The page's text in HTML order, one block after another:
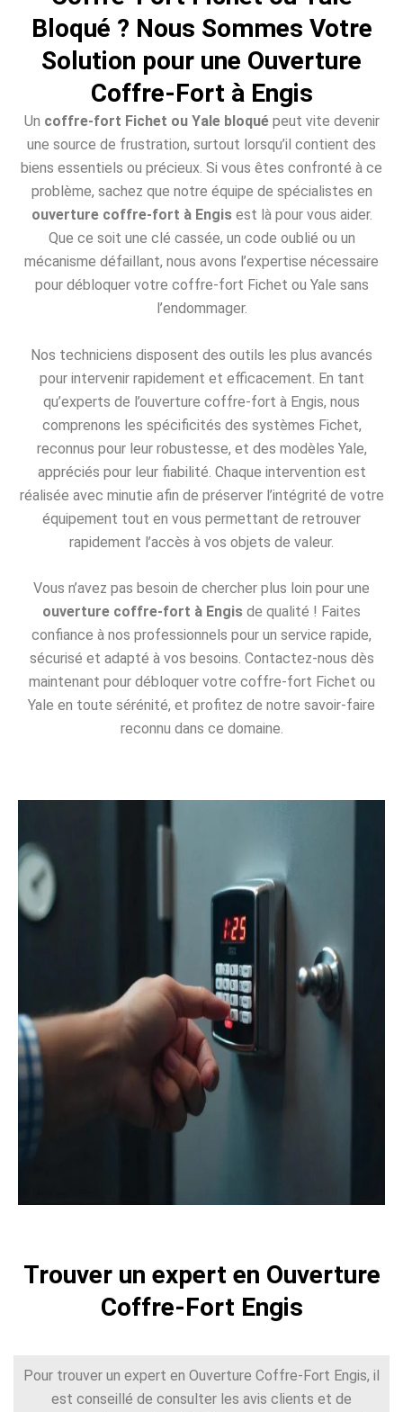
Bloqué ? Nous Sommes Votre
Solution pour une Ouverture
Coffre-Fort à Engis
Un coffre-fort Fichet ou Yale bloquépeut vite devenir
une source de frustration, surtout lorsqu’il contient des
biens essentiels ou précieux. Si vous êtes confronté à ce
problème, sachez que notre équipe de spécialistes en
ouverture coffre-fort à Engisest là pour vous aider.
Que ce soit une clé cassée, un code oublié ou un
mécanisme défaillant, nous avons l’expertise nécessaire
pour débloquer votre coffre-fort Fichet ou Yale sans
l’endommager.
Nos techniciens disposent des outils les plus avancés
pour intervenir rapidement et efficacement. En tant
qu’experts de l’ouverture coffre-fort à Engis, nous
comprenons les spécificités des systèmes Fichet,
reconnus pour leur robustesse, et des modèles Yale,
appréciés pour leur fiabilité. Chaque intervention est
réalisée avec minutie afin de préserver l’intégrité de votre
équipement tout en vous permettant de retrouver
rapidement l’accès à vos objets de valeur.
Vous n’avez pas besoin de chercher plus loin pour une
ouverture coffre-fort à Engis de qualité ! Faites
confiance à nos professionnels pour un service rapide,
sécurisé et adapté à vos besoins. Contactez-nous dès
maintenant pour débloquer votre coffre-fort Fichet ou
Yale en toute sérénité, et profitez de notre savoir-faire
reconnu dans ce domaine.
Trouver un expert en Ouverture
Coffre-Fort Engis
Pour trouver un expert en Ouverture Coffre-Fort Engis, il
est conseillé de consulter les avis clients et de